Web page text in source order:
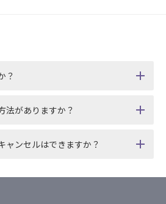
？
法がありますか？
ャンセルはできますか？